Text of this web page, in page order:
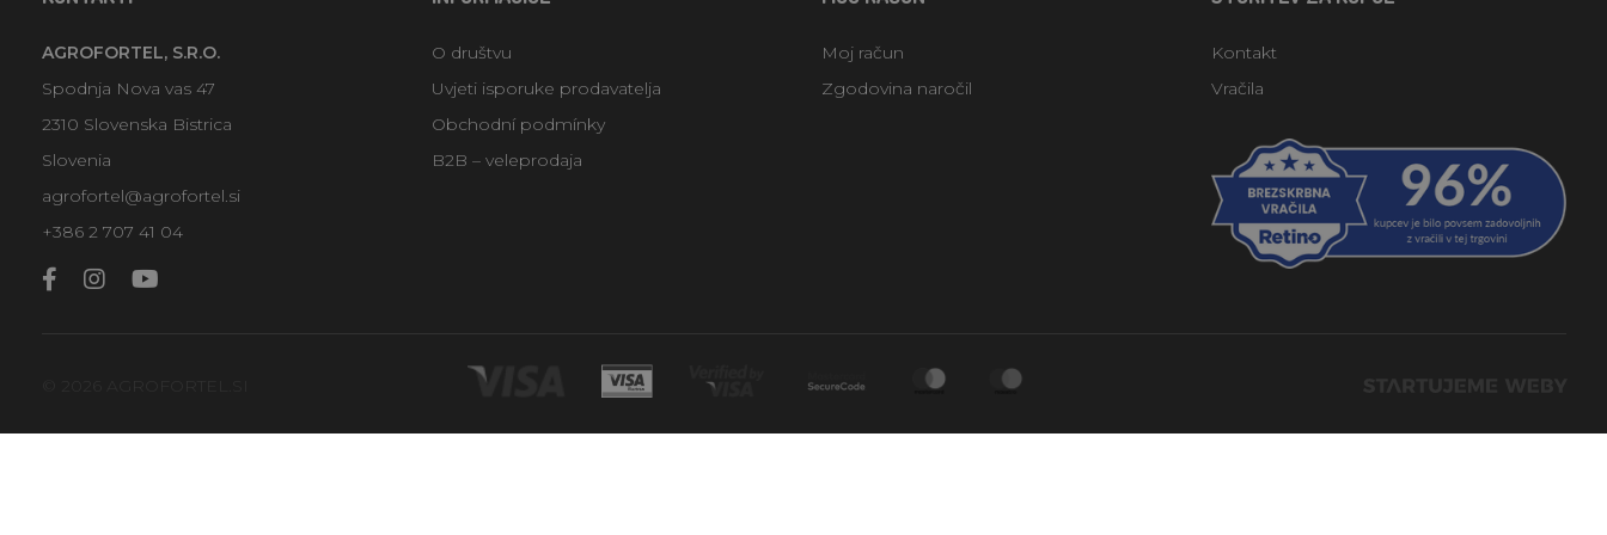
AGROFORTEL, S.R.O.
Spodnja Nova vas 47
2310 Slovenska Bistrica
Slovenia
agrofortel@agrofortel.si
+386 2 707 41 04
O društvu
Uvjeti isporuke prodavatelja
Obchodní podmínky
B2B – veleprodaja
Moj račun
Zgodovina naročil
Kontakt
Vračila